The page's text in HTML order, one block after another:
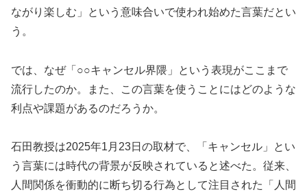
ながり楽しむ」という意味合いで使われ始めた言葉だとい
う。
では、なぜ「○○キャンセル界隈」という表現がここまで
流行したのか。また、この言葉を使うことにはどのような
利点や課題があるのだろうか。
石田教授は2025年1月23日の取材で、「キャンセル」とい
う言葉には時代の背景が反映されていると述べた。従来、
人間関係を衝動的に断ち切る行為として注目された「人間